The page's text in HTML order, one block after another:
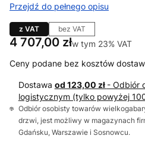
Przejdź do pełnego opisu
z VAT bez VAT
Cena
4 707,00 złw tym 23% VAT
w tym 23% VAT
Ceny podane bez kosztów
Dostawa od 123,00 zł - Odbiór
logistycznym (tylko powyżej
Odbiór osobisty towarów
drzwi, jest możliwy w magazynach
Gdańsku, Warszawie i Sosnowcu.